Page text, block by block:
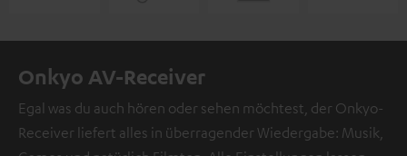
Onkyo AV-Receiver
Egal was du auch hören oder sehen möchtest, der Onkyo-
Receiver liefert alles in überragender Wiedergabe: Musik,